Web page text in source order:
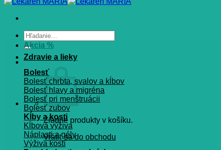
Hľadať:
Žiadne produkty v košíku.
Vrátiť sa do obchodu
Akcia %
Zdravie a lieky
Bolesť
Bolesť chrbta, svalov a kĺbov
Bolesť hlavy a migréna
Bolesť pri menštruácii
Bolesť zubov
Kĺby a kosti
Kĺbová výživa
Náplasti a gély
Výživa kostí